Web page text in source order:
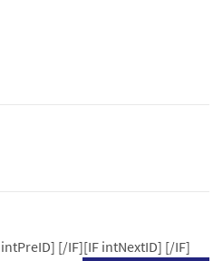
[/IF][IF intNextID] [/IF]